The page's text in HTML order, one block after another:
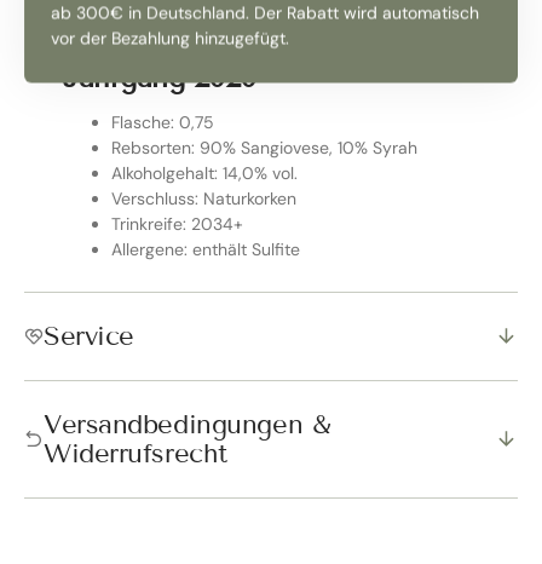
ab 300€ in Deutschland. Der Rabatt wird automatisch
vor der Bezahlung hinzugefügt.
Produktbeschreibung
Jahrgang 2020
Flasche: 0,75
Rebsorten: 90% Sangiovese, 10% Syrah
Alkoholgehalt: 14,0% vol.
Verschluss: Naturkorken
Trinkreife: 2034+
Allergene: enthält Sulfite
Service
Versandbedingungen &
Widerrufsrecht